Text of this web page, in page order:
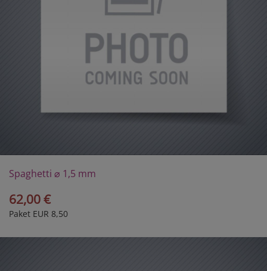
Spaghetti ⌀ 1,5 mm
62,00 €
Paket EUR 8,50